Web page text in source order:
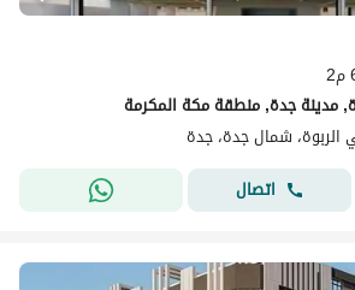
مدينة جدة, منطقة مكة المكرمة
شمال جدة، جدة
اتصال